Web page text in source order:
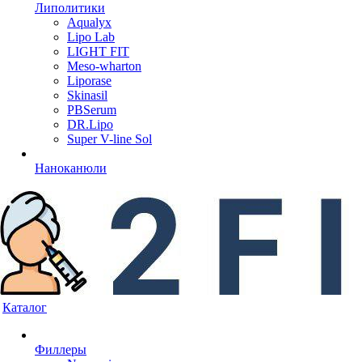
Липолитики
Aqualyx
Lipo Lab
LIGHT FIT
Meso-wharton
Liporase
Skinasil
PBSerum
DR.Lipo
Super V-line Sol
Наноканюли
Каталог
Филлеры